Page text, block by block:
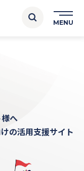
へ
の活用支援サイト